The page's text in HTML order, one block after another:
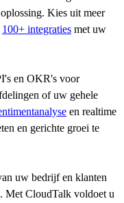
Kies uit meer
100+ integraties met uw
en OKR's voor
of uw gehele
en realtime
en gerichte groei te
uw bedrijf en klanten
. Met CloudTalk voldoet u